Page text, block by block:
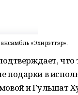
«Эхирэттэр».
что
подарки в
и Гульшат